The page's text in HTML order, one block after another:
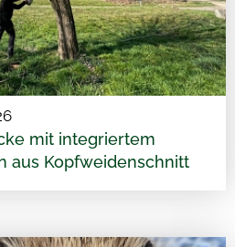
mit integriertem
aus Kopfweidenschnitt